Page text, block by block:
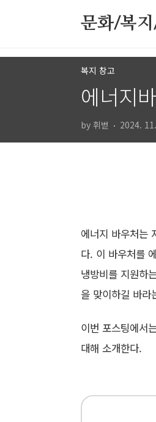
문화/복
복지 창고
에너지
by 휘벋 2024.
에너지 바우처는
다. 이 바우처를
냉방비를 지원하
을 맞이하길 바라
이번 포스팅에서
대해 소개한다.